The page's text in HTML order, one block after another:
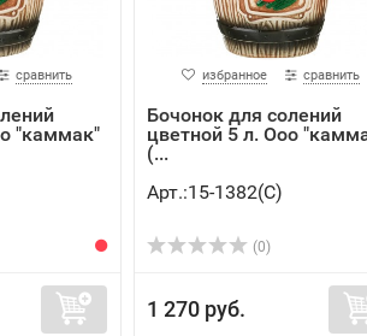
сравнить
"каммак"
избранное сравнить
Бочонок для солений
цветной 5 л. Ооо
(...
Арт.:15-1382(C)
(0)
1 270 руб.